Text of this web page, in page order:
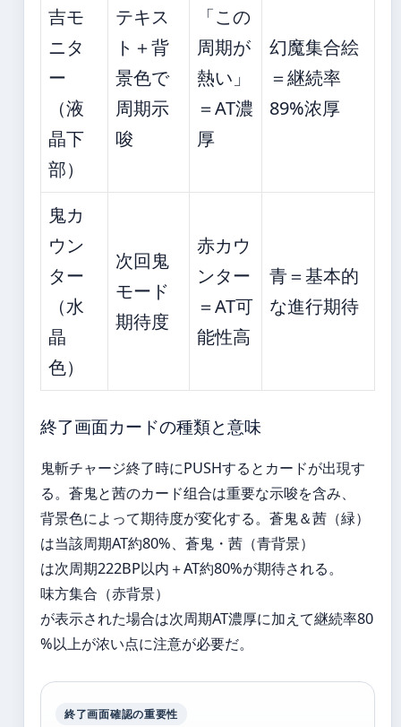
吉モ
ニタ
ー
（液
晶下
部）
テキス
ト＋背
景色で
周期示
唆
「この
周期が
熱い」
＝AT濃
厚
幻魔集合絵
＝継続率
89%浓厚
鬼カ
ウン
ター
（水
晶
色）
次回鬼
モード
期待度
赤カウ
ンター
＝AT可
能性高
青＝基本的
な進行期待
終了画面カードの種類と意味
鬼斬チャージ終了時にPUSHするとカードが出現す
る。蒼鬼と茜のカード组合は重要な示唆を含み、
背景色によって期待度が変化する。蒼鬼＆茜（緑）
は当該周期AT約80%、蒼鬼・茜（青背景）
は次周期222BP以内＋AT約80%が期待される。
味方集合（赤背景）
が表示された場合は次周期AT濃厚に加えて継続率80
%以上が浓い点に注意が必要だ。
終了画面確認の重要性